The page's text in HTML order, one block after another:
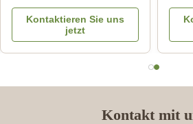
25kg Karton
Nahrungsergänzungsmittel
Kontaktieren Sie uns
jetzt
aus
Kontakt mit